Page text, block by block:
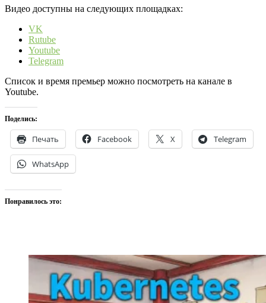
Видео доступны на следующих площадках:
VK
Rutube
Youtube
Telegram
Список и время премьер можно посмотреть на канале в
Youtube.
Поделись:
Печать Facebook X Telegram
WhatsApp
Понравилось это: